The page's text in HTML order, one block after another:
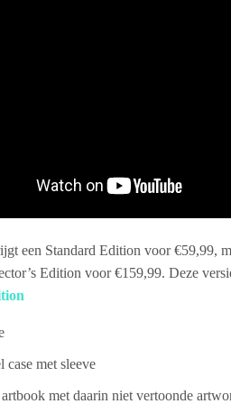
een Standard Edition voor €59,99,
Edition voor €159,99. Deze
case met sleeve
met daarin niet vertoonde